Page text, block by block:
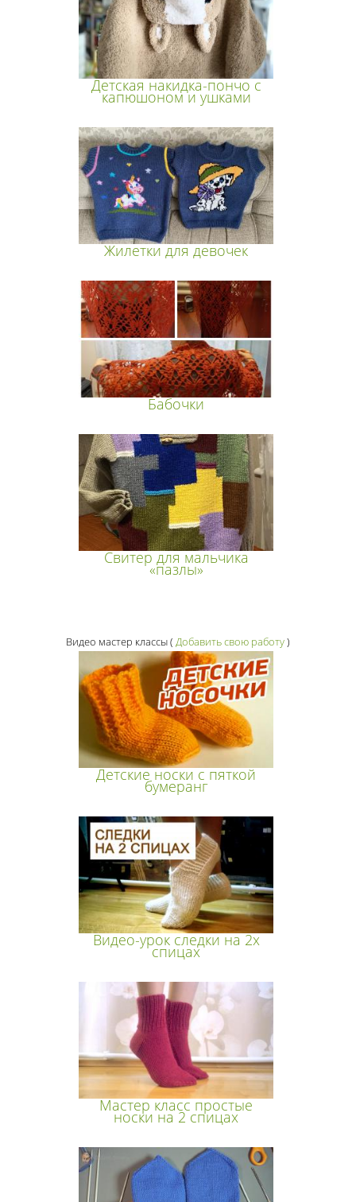
Детская накидка-пончо с
капюшоном и ушками
Жилетки для девочек
Бабочки
Свитер для мальчика
«пазлы»
Видео мастер классы( Добавить свою работу)
Детские носки с пяткой
бумеранг
Видео-урок следки на 2х
спицах
Мастер класс простые
носки на 2 спицах